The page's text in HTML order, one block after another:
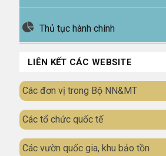
Thủ tục hành chính
LIÊN KẾT CÁC WEBSITE
Các đơn vị trong Bộ NN&MT
Các tổ chức quốc tế
Các vườn quốc gia, khu bảo tồn